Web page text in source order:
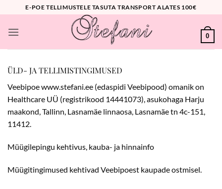
content
E-POE TELLIMUSTELE TASUTA TRANSPORT ALATES 100€
0
ÜLD- JA TELLIMISTINGIMUSED
Veebipoe www.stefani.ee (edaspidi Veebipood) omanik on
Healthcare UÜ (registrikood 14441073), asukohaga Harju
maakond, Tallinn, Lasnamäe linnaosa, Lasnamäe tn 4c-151,
11412.
Müügilepingu kehtivus, kauba- ja hinnainfo
Müügitingimused kehtivad Veebipoest kaupade ostmisel.